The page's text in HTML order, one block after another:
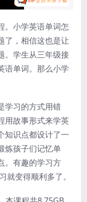
。小学英语单词怎
了，相信这也是让
。学生从三年级接
语单词。那么小学
学习的方式用错
用故事形式来学英
知识点都设计了一
炼孩子们记忆单
。有趣的学习方
就变得顺利多了。